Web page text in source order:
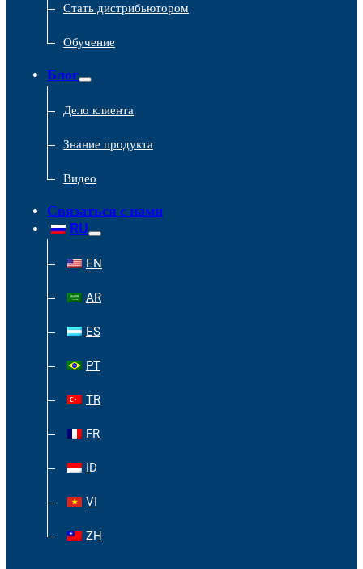
Стать дистрибьютором
Обучение
Блог
Дело клиента
Знание продукта
Видео
Связаться с нами
RU
EN
AR
ES
PT
TR
FR
ID
VI
ZH